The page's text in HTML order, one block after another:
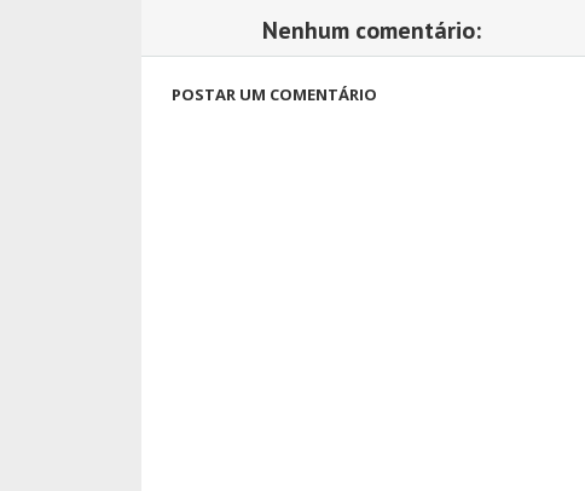
Nenhum comentário:
POSTAR UM COMENTÁRIO